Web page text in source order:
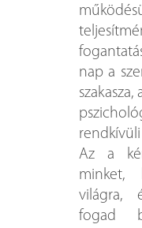
nap a
Az a
minket,
világra,
fogad